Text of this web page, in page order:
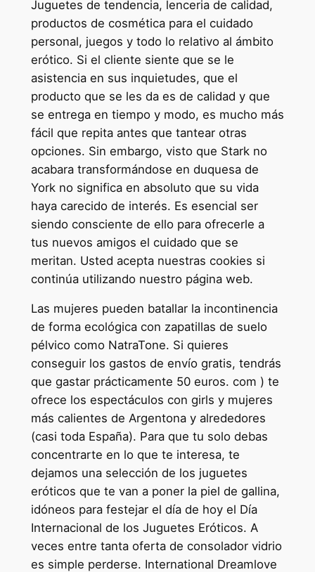
Juguetes de tendencia, lenceria de calidad,
productos de cosmética para el cuidado
personal, juegos y todo lo relativo al ámbito
erótico. Si el cliente siente que se le
asistencia en sus inquietudes, que el
producto que se les da es de calidad y que
se entrega en tiempo y modo, es mucho más
fácil que repita antes que tantear otras
opciones. Sin embargo, visto que Stark no
acabara transformándose en duquesa de
York no significa en absoluto que su vida
haya carecido de interés. Es esencial ser
siendo consciente de ello para ofrecerle a
tus nuevos amigos el cuidado que se
meritan. Usted acepta nuestras cookies si
continúa utilizando nuestro página web.
Las mujeres pueden batallar la incontinencia
de forma ecológica con zapatillas de suelo
pélvico como NatraTone. Si quieres
conseguir los gastos de envío gratis, tendrás
que gastar prácticamente 50 euros. com ) te
ofrece los espectáculos con girls y mujeres
más calientes de Argentona y alrededores
(casi toda España). Para que tu solo debas
concentrarte en lo que te interesa, te
dejamos una selección de los juguetes
eróticos que te van a poner la piel de gallina,
idóneos para festejar el día de hoy el Día
Internacional de los Juguetes Eróticos. A
veces entre tanta oferta de consolador vidrio
es simple perderse. International Dreamlove